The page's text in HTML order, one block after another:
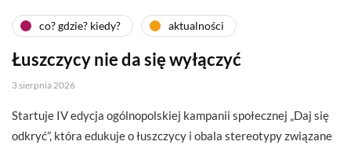
co? gdzie? kiedy? aktualności
Łuszczycy nie da się wyłączyć
3 sierpnia 2026
Startuje IV edycja ogólnopolskiej kampanii społecznej „Daj się
odkryć”, która edukuje o łuszczycy i obala stereotypy związane